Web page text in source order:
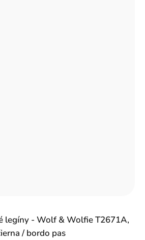
legíny - Wolf & Wolfie T2671A,
/ bordo pas